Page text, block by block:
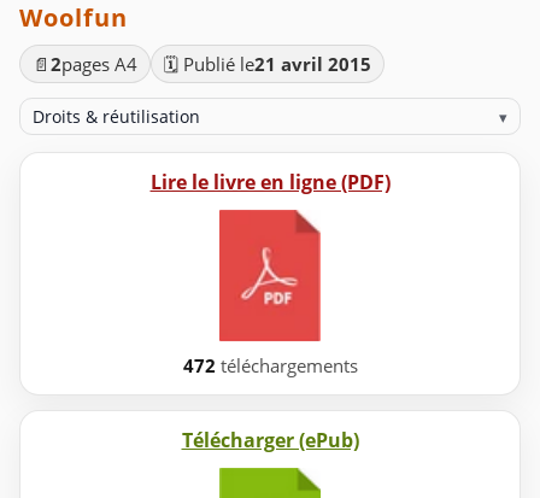
Woolfun
📄 2pages A4 🗓️ Publié le21 avril 2015
Droits & réutilisation ▾
Lire le livre en ligne (PDF)
472 téléchargements
Télécharger (ePub)